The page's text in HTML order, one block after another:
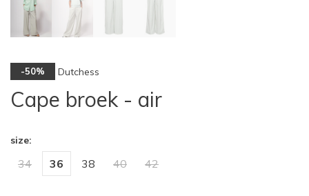
-50% Dutchess
Cape broek - air
size:
34 36 38 40 42